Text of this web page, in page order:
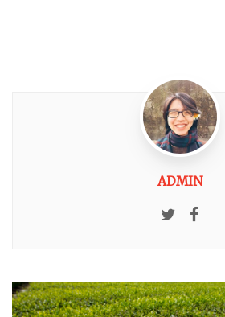
ADMIN
Twitter